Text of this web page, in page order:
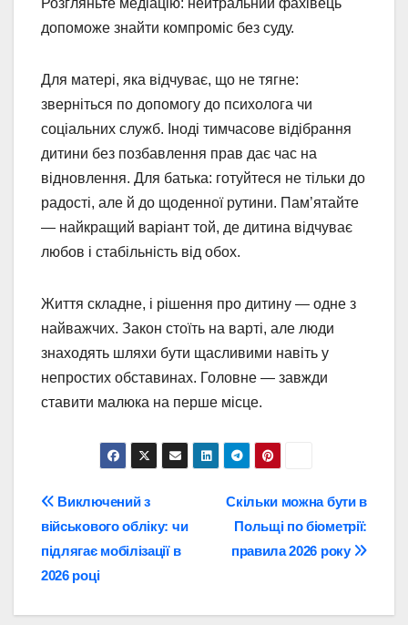
допоможе знайти компроміс без суду.
Для матері, яка відчуває, що не тягне:
зверніться по допомогу до психолога чи
соціальних служб. Іноді тимчасове відібрання
дитини без позбавлення прав дає час на
відновлення. Для батька: готуйтеся не тільки до
радості, але й до щоденної рутини. Пам’ятайте
— найкращий варіант той, де дитина відчуває
любов і стабільність від обох.
Життя складне, і рішення про дитину — одне з
найважчих. Закон стоїть на варті, але люди
знаходять шляхи бути щасливими навіть у
непростих обставинах. Головне — завжди
ставити малюка на перше місце.
Навігація
записів
Скільки можна бути в
Польщі по біометрії:
правила 2026 року
Виключений з
військового обліку: чи
підлягає мобілізації в
2026 році